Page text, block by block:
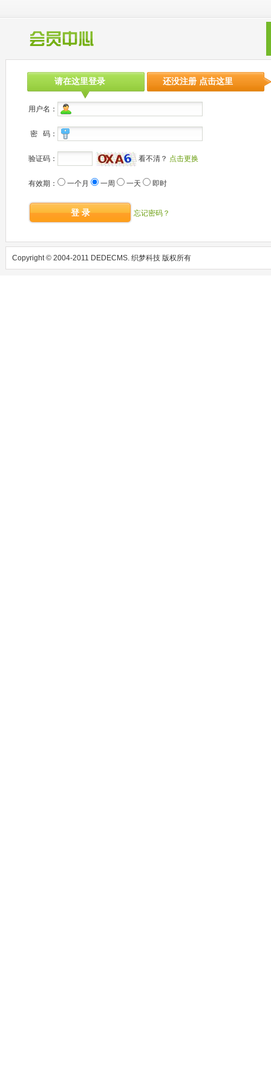
请在这里登录 还没注册 点击这里
用户名：
密 码：
验证码： 看不清？ 点击更换
有效期： 一个月 一周 一天 即时
登 录 忘记密码？
Copyright © 2004-2011 DEDECMS. 织梦科技 版权所有